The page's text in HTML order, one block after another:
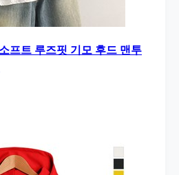
프트 루즈핏 기모 후드 맨투